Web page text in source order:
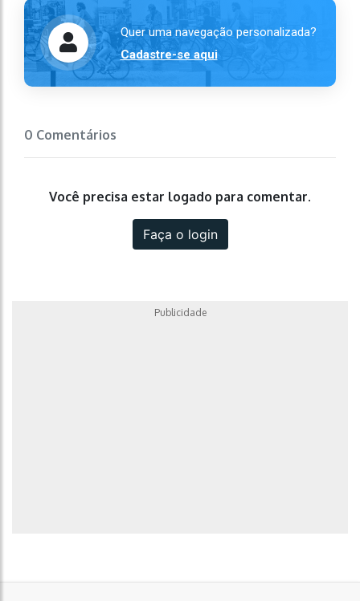
Quer uma navegação personalizada?
Cadastre-se aqui
0 Comentários
Você precisa estar logado para comentar.
Faça o login
Publicidade